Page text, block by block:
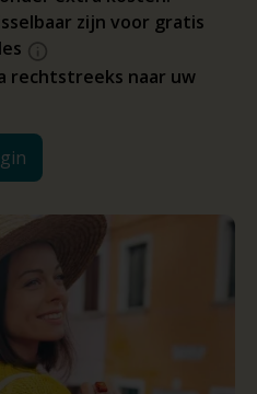
zijn voor gratis
rechtstreeks naar uw